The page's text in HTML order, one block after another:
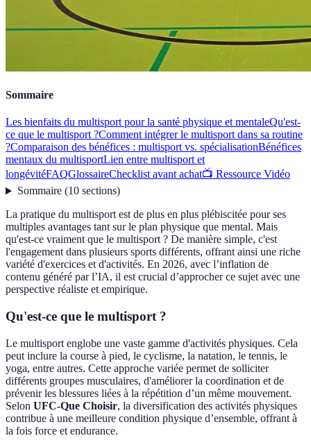
Sommaire
Les bienfaits du multisport pour la santé physique et mentaleQu'est-
ce que le multisport ?Comment intégrer le multisport dans sa routine
?Comparaison des bénéfices : multisport vs. spécialisationBénéfices
mentaux du multisportLien entre multisport et
longévitéFAQGlossaireChecklist avant achat📺 Ressource Vidéo
Sommaire(10 sections)
La pratique du multisport est de plus en plus plébiscitée pour ses
multiples avantages tant sur le plan physique que mental. Mais
qu'est-ce vraiment que le multisport ? De manière simple, c'est
l'engagement dans plusieurs sports différents, offrant ainsi une riche
variété d'exercices et d'activités. En 2026, avec l’inflation de
contenu généré par l’IA, il est crucial d’approcher ce sujet avec une
perspective réaliste et empirique.
Qu'est-ce que le multisport ?
Le multisport englobe une vaste gamme d'activités physiques. Cela
peut inclure la course à pied, le cyclisme, la natation, le tennis, le
yoga, entre autres. Cette approche variée permet de solliciter
différents groupes musculaires, d'améliorer la coordination et de
prévenir les blessures liées à la répétition d’un même mouvement.
Selon UFC-Que Choisir, la diversification des activités physiques
contribue à une meilleure condition physique d’ensemble, offrant à
la fois force et endurance.